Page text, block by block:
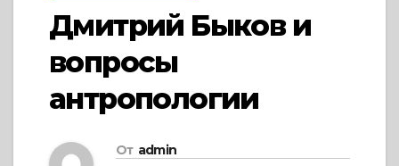
Дмитрий Быков и
вопросы
антропологии
От admin